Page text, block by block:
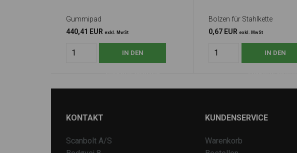
Gummipad
440,41 EUR exkl. MwSt
Bolzen für Stahlkette
0,67 EUR exkl. MwSt
KONTAKT
Scanbolt A/S
KUNDENSERVICE
Warenkorb